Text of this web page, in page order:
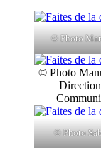
© Photo
© Photo
© Photo